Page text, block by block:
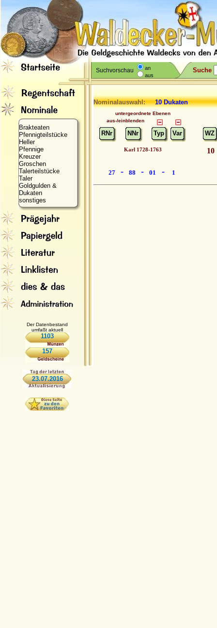
Suchvorschau
an
aus
Suche
Brakteaten
Pfennigteilstücke
Heller
Pfennige
Kreuzer
Groschen
Talerteilstücke
Taler
Goldgulden &
Dukaten
sonstiges
Der Datenbestand
umfaßt aktuell
1103
157
23.07.2016
Nominalauswahl:10 Dukaten
untergeordnete Ebenen
aus-/einblenden
RNr NNr Typ Var WZ
Karl 1728-1763
27 - 88 - 01 - 1
10